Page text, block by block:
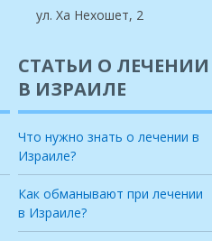
ул. Ха Нехошет, 2
СТАТЬИ О ЛЕЧЕНИИ
В ИЗРАИЛЕ
Что нужно знать о лечении в
Израиле?
Как обманывают при лечении
в Израиле?